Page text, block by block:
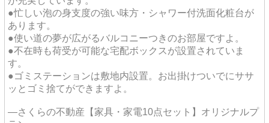
●忙しい泡の身支度の強い味方・シャワー付洗面化粧台が
あります。
●使い道の夢が広がるバルコニーつきのお部屋ですよ。
●不在時も荷受が可能な宅配ボックスが設置されていま
す。
●ゴミステーションは敷地内設置。お出掛けついでにササ
ッとゴミ捨てができますよ。
―さくらの不動産【家具・家電10点セット】オリジナルプ